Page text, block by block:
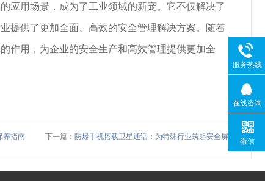
应用场景，成为了工业领域的新宠。它不仅解决了
提供了更加全面、高效的安全管理解决方案。随着
作用，为企业的安全生产和高效管理提供更加全
养指南 下一篇： 防爆手机搭载卫星通话：为特殊行业筑起安全屏障
服务热线
在线咨询
微信